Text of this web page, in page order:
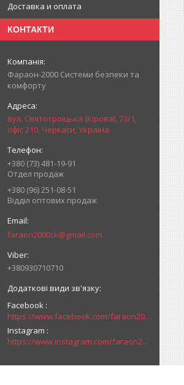
Доставка и оплата
КОНТАКТИ
Фараон-2000 Системи безпеки та
комфорту
вул. Святотроїцька (Кірова), 73/1,
офіс 210, Черкаси, Україна
+380 (73) 481-19-91
Отдел продаж
+380 (96) 251-08-51
Відділ оптових продаж
faraon2000ck@gmail.com
+380930710710
Facebook
https://www.facebook.com/faraon2000ck/
Instagram
https://www.instagram.com/faraon2000com/